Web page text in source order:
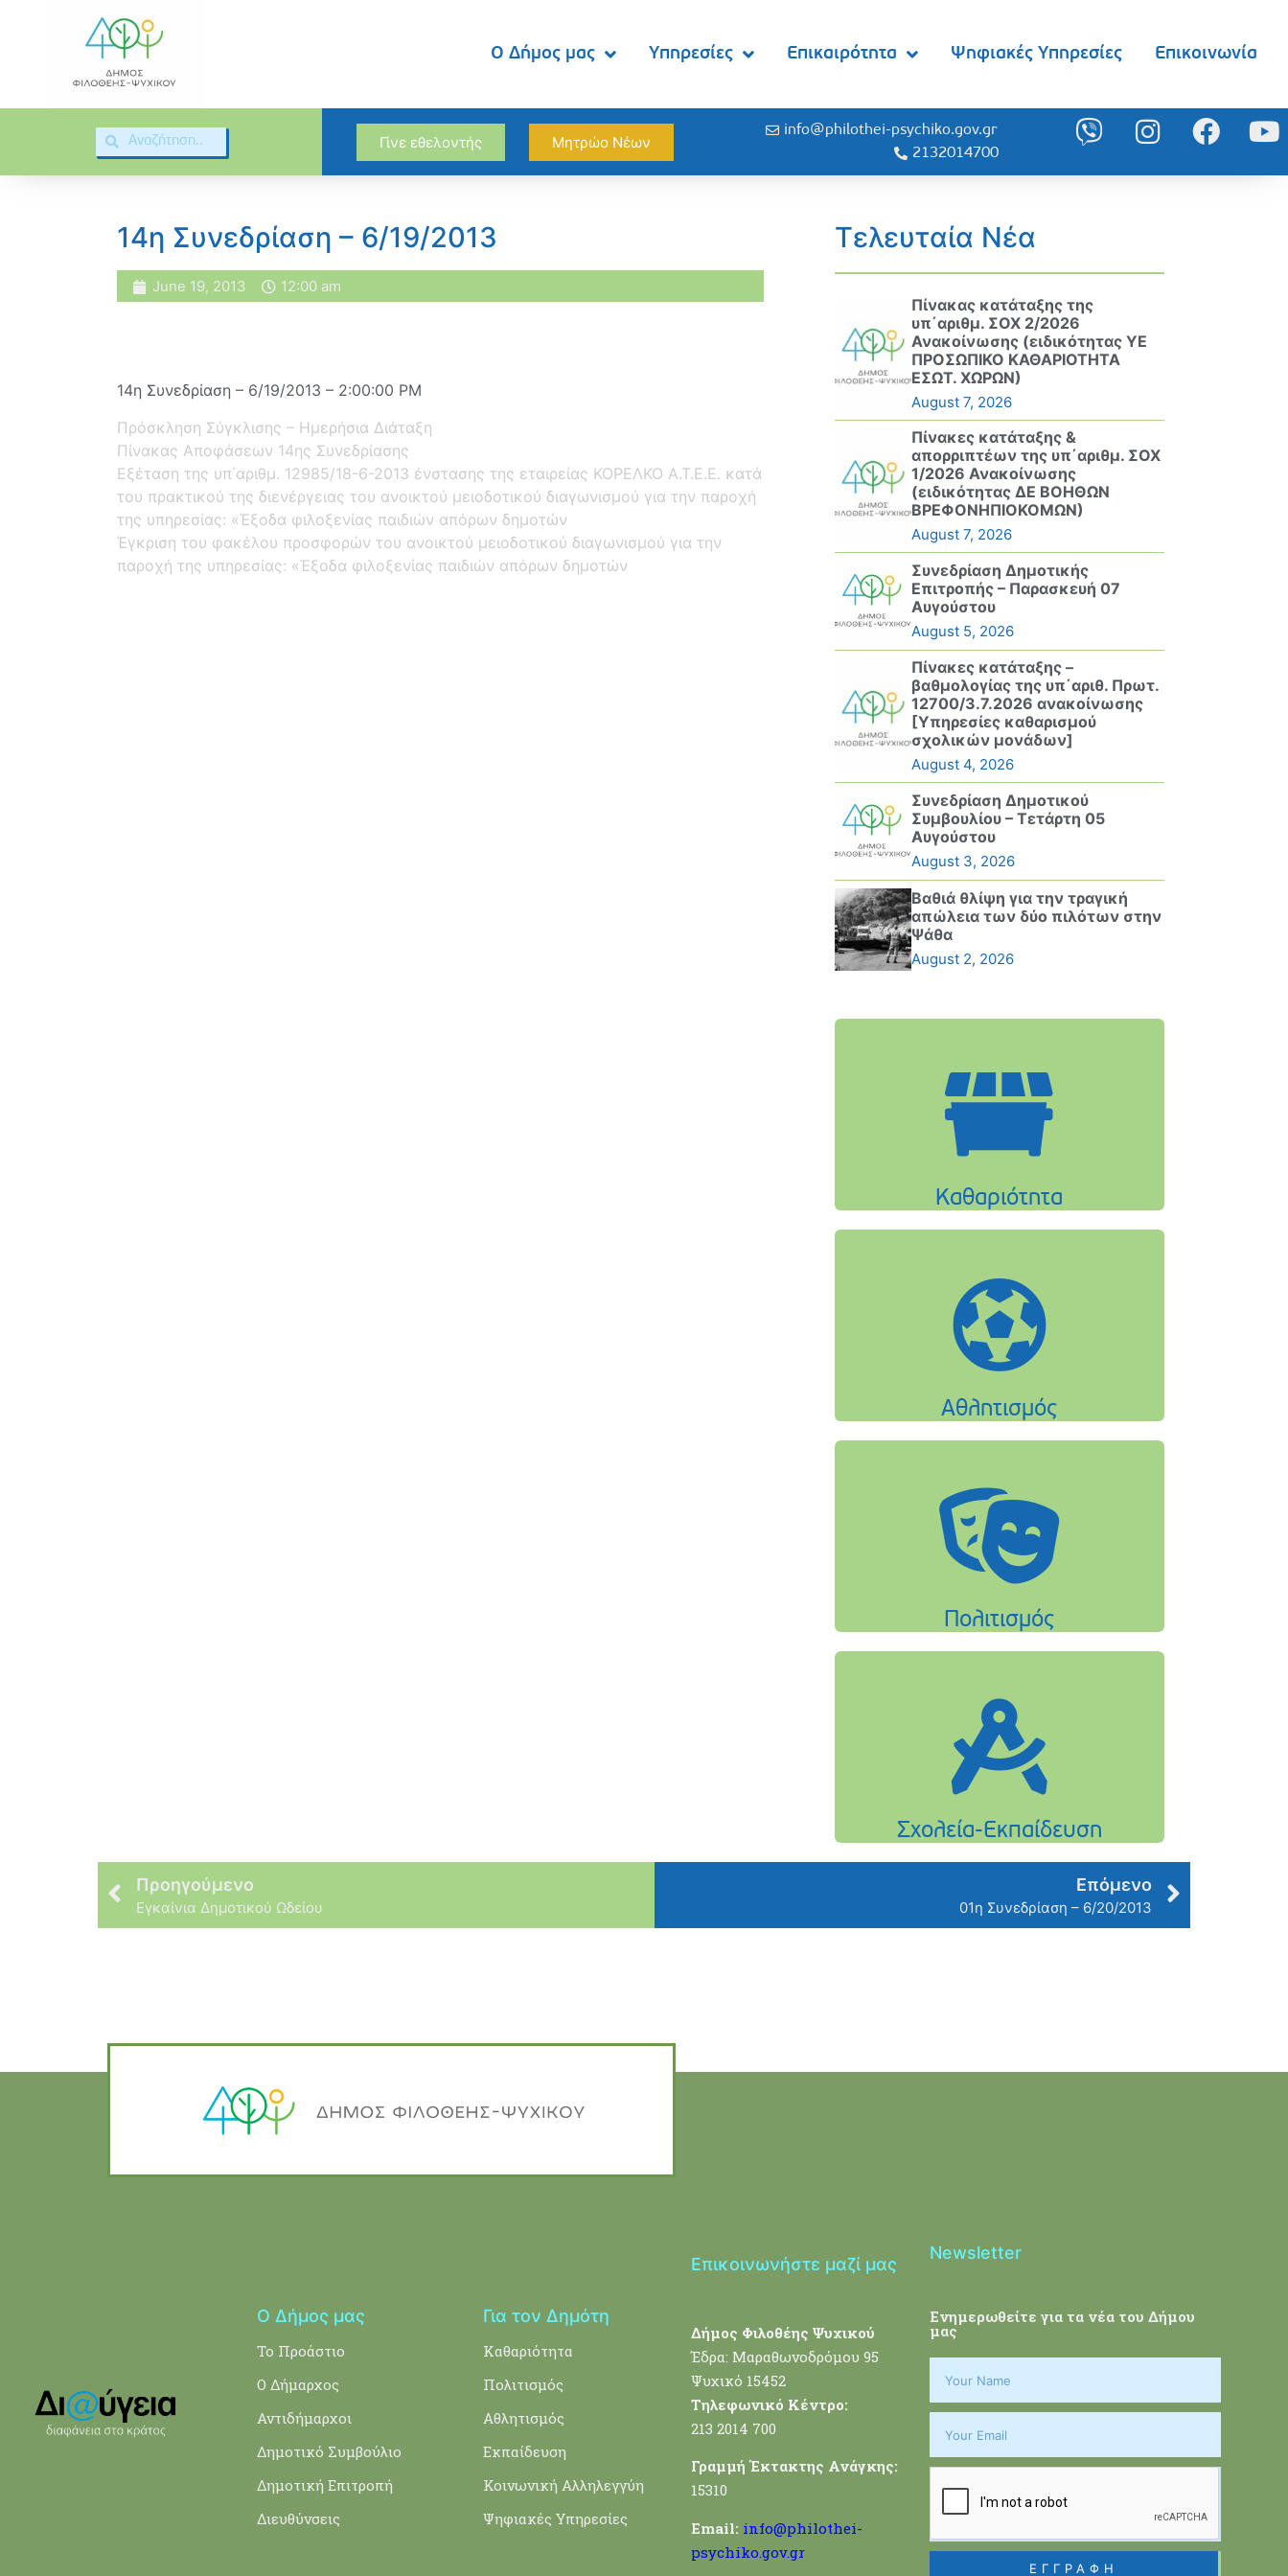
Ο Δήμος μας Υπηρεσίες Επικαιρότητα Ψηφιακές Υπηρεσίες Επικοινωνία
Γίνε εθελοντής Μητρώο Νέων
info@philothei-psychiko.gov.gr
2132014700
14η Συνεδρίαση – 6/19/2013
June 19, 2013 12:00 am
14η Συνεδρίαση – 6/19/2013 – 2:00:00 PM
Πρόσκληση Σύγκλισης – Ημερήσια Διάταξη
Πίνακας Αποφάσεων 14ης Συνεδρίασης
Εξέταση της υπ΄αριθμ. 12985/18-6-2013 ένστασης της εταιρείας ΚΟΡΕΛΚΟ Α.Τ.Ε.Ε. κατά
του πρακτικού της διενέργειας του ανοικτού μειοδοτικού διαγωνισμού για την παροχή
της υπηρεσίας: «Έξοδα φιλοξενίας παιδιών απόρων δημοτών
Έγκριση του φακέλου προσφορών του ανοικτού μειοδοτικού διαγωνισμού για την
παροχή της υπηρεσίας: «Έξοδα φιλοξενίας παιδιών απόρων δημοτών
Τελευταία Νέα
Πίνακας κατάταξης της
υπ΄αριθμ. ΣΟΧ 2/2026
Ανακοίνωσης (ειδικότητας ΥΕ
ΠΡΟΣΩΠΙΚΟ ΚΑΘΑΡΙΟΤΗΤΑ
ΕΣΩΤ. ΧΩΡΩΝ)
August 7, 2026
Πίνακες κατάταξης &
απορριπτέων της υπ΄αριθμ. ΣΟΧ
1/2026 Ανακοίνωσης
(ειδικότητας ΔΕ ΒΟΗΘΩΝ
ΒΡΕΦΟΝΗΠΙΟΚΟΜΩΝ)
August 7, 2026
Συνεδρίαση Δημοτικής
Επιτροπής – Παρασκευή 07
Αυγούστου
August 5, 2026
Πίνακες κατάταξης –
βαθμολογίας της υπ΄αριθ. Πρωτ.
12700/3.7.2026 ανακοίνωσης
[Υπηρεσίες καθαρισμού
σχολικών μονάδων]
August 4, 2026
Συνεδρίαση Δημοτικού
Συμβουλίου – Τετάρτη 05
Αυγούστου
August 3, 2026
Βαθιά θλίψη για την τραγική
απώλεια των δύο πιλότων στην
Ψάθα
August 2, 2026
Προηγούμενο
Εγκαίνια Δημοτικού Ωδείου
Επόμενο
01η Συνεδρίαση – 6/20/2013
Ο Δήμος μας
Το Προάστιο
Ο Δήμαρχος
Αντιδήμαρχοι
Δημοτικό Συμβούλιο
Δημοτική Επιτροπή
Διευθύνσεις
Για τον Δημότη
Καθαριότητα
Πολιτισμός
Αθλητισμός
Εκπαίδευση
Κοινωνική Αλληλεγγύη
Ψηφιακές Υπηρεσίες
Επικοινωνήστε μαζί μας
Δήμος Φιλοθέης Ψυχικού
Έδρα: Μαραθωνοδρόμου 95
Ψυχικό 15452
Τηλεφωνικό Κέντρο:
213 2014 700
Γραμμή Έκτακτης Ανάγκης:
15310
Email: info@philothei-
psychiko.gov.gr
Newsletter
Ενημερωθείτε για τα νέα του Δήμου
μας
ΕΓΓΡΑΦΗ